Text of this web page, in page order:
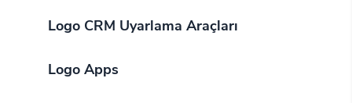
Logo CRM Uyarlama Araçları
Logo Apps